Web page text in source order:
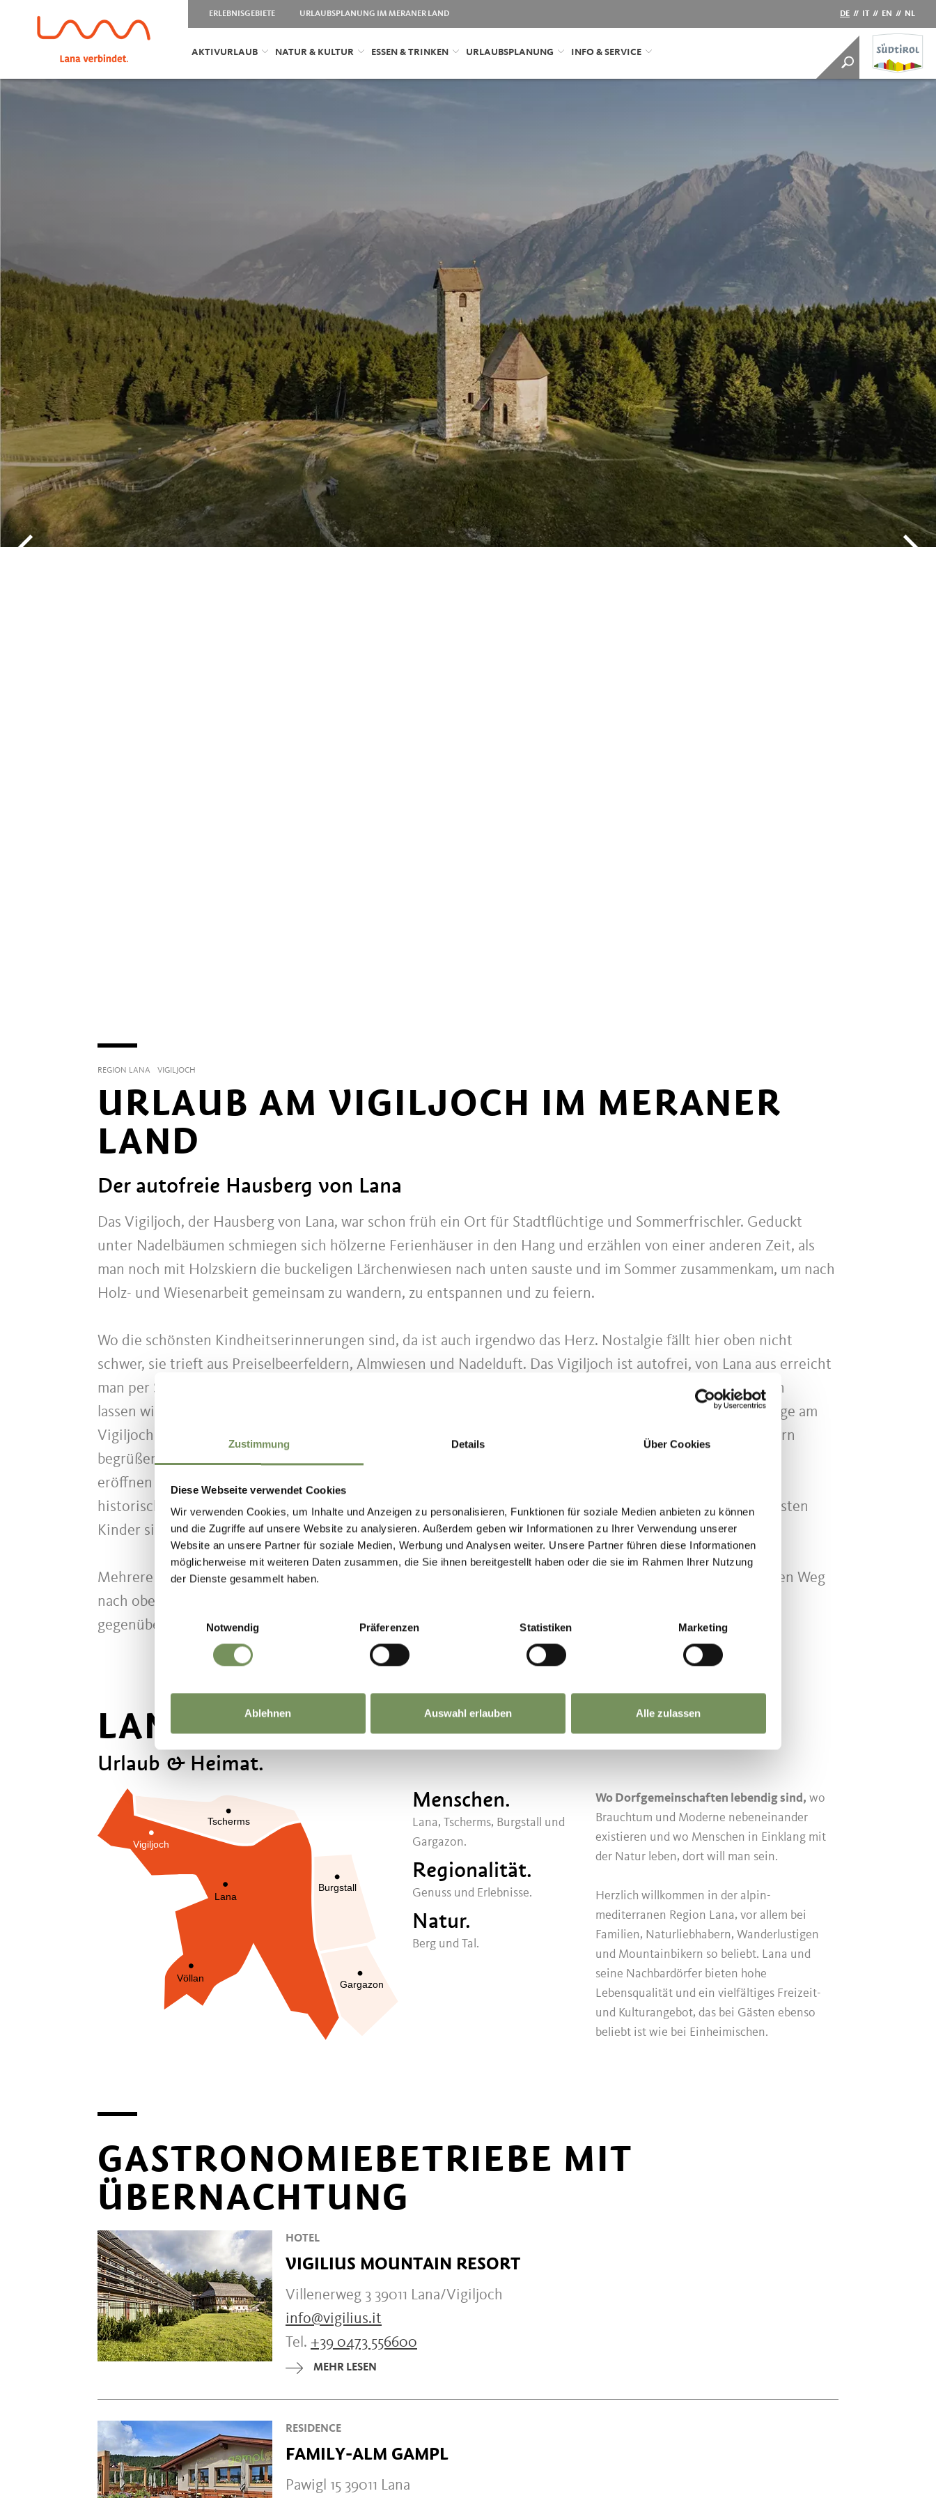
Zustimmung Details Über Cookies
Diese Webseite verwendet Cookies
Wir verwenden Cookies, um Inhalte und Anzeigen zu personalisieren, Funktionen für soziale Medien anbieten zu können
und die Zugriffe auf unsere Website zu analysieren. Außerdem geben wir Informationen zu Ihrer Verwendung unserer
Website an unsere Partner für soziale Medien, Werbung und Analysen weiter. Unsere Partner führen diese Informationen
möglicherweise mit weiteren Daten zusammen, die Sie ihnen bereitgestellt haben oder die sie im Rahmen Ihrer Nutzung
der Dienste gesammelt haben.
Notwendig
Präferenzen Statistiken Marketing
Ablehnen Auswahl erlauben Alle zulassen
ERLEBNISGEBIETE URLAUBSPLANUNG IM MERANER LAND DE // IT // EN // NL
AKTIVURLAUB NATUR & KULTUR ESSEN & TRINKEN URLAUBSPLANUNG INFO & SERVICE
REGION LANA VIGILJOCH
URLAUB AM VIGILJOCH IM MERANER
LAND
Der autofreie Hausberg von Lana
Das Vigiljoch, der Hausberg von Lana, war schon früh ein Ort für Stadtflüchtige und Sommerfrischler. Geduckt
unter Nadelbäumen schmiegen sich hölzerne Ferienhäuser in den Hang und erzählen von einer anderen Zeit, als
man noch mit Holzskiern die buckeligen Lärchenwiesen nach unten sauste und im Sommer zusammenkam, um nach
Holz- und Wiesenarbeit gemeinsam zu wandern, zu entspannen und zu feiern.
Wo die schönsten Kindheitserinnerungen sind, da ist auch irgendwo das Herz. Nostalgie fällt hier oben nicht
schwer, sie trieft aus Preiselbeerfeldern, Almwiesen und Nadelduft. Das Vigiljoch ist autofrei, von Lana aus erreicht
man per Seilbahn in acht Minuten die Bergstation auf 1.486 Metern. Wer sich noch weiter nach oben tragen
lassen will, nimmt den gemächlichen Sessellift, es eilt nicht, das versteht man hier sehr schnell. Manche Wege am
Vigiljoch sind kinderwagentauglich, andere führen als schmale Pfade durch den Wald. Unterwegs mit Kindern
begrüßen wir die Möglichkeit, unsere Routen flexibel zu gestalten: Immer wieder kreuzen sich Wege und
eröffnen uns verschiedene Varianten, das Ziel zu erreichen. Das kann das Biotop „Schwarze Lacke“ sein, die
historische St.-Vigilius-Kirche oder für geübte Wanderer der Gipfel der Naturnser Hochwart. Für die meisten
Kinder sind am Vigiljoch die Kinderspielplätze und der Tierpark interessant.
Mehrere Gasthäuser verwöhnen mit Südtiroler Spezialitäten und selbst die gehobene Gastronomie hat ihren Weg
nach oben gefunden. Das Panorama in Richtung Dolomiten ist atemberaubend und beim Blick auf die
gegenüberliegende Seite fragen wir uns: Wie es dort wohl so ist?
LANA VERBINDET.
Urlaub & Heimat.
Burgstall
Lana
Vigiljoch
Völlan
Tscherms
Gargazon
Menschen.
Lana, Tscherms, Burgstall und
Gargazon.
Regionalität.
Genuss und Erlebnisse.
Natur.
Berg und Tal.
Wo Dorfgemeinschaften lebendig sind, wo
Brauchtum und Moderne nebeneinander
existieren und wo Menschen in Einklang mit
der Natur leben, dort will man sein.
Herzlich willkommen in der alpin-
mediterranen Region Lana, vor allem bei
Familien, Naturliebhabern, Wanderlustigen
und Mountainbikern so beliebt. Lana und
seine Nachbardörfer bieten hohe
Lebensqualität und ein vielfältiges Freizeit-
und Kulturangebot, das bei Gästen ebenso
beliebt ist wie bei Einheimischen.
GASTRONOMIEBETRIEBE MIT
ÜBERNACHTUNG
HOTEL
VIGILIUS MOUNTAIN RESORT
Villenerweg 3 39011 Lana/Vigiljoch
info@vigilius.it
Tel. +39 0473 556600
MEHR LESEN
RESIDENCE
FAMILY-ALM GAMPL
Pawigl 15 39011 Lana